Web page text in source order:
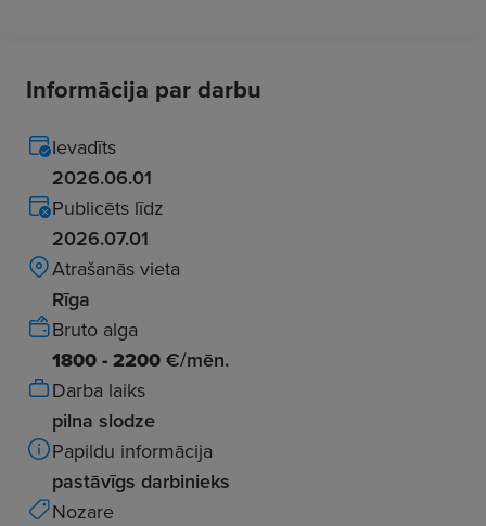
Informācija par darbu
Ievadīts
2026.06.01
Publicēts līdz
2026.07.01
Atrašanās vieta
Rīga
Bruto alga
1800 - 2200 €/mēn.
Darba laiks
pilna slodze
Papildu informācija
pastāvīgs darbinieks
Nozare